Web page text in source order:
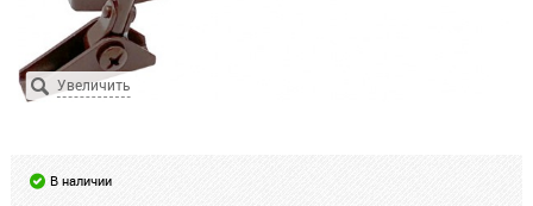
В наличии